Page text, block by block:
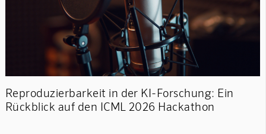
Reproduzierbarkeit in der KI-Forschung: Ein
Rückblick auf den ICML 2026 Hackathon